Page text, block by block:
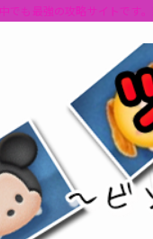
でも最強の攻略サイトです